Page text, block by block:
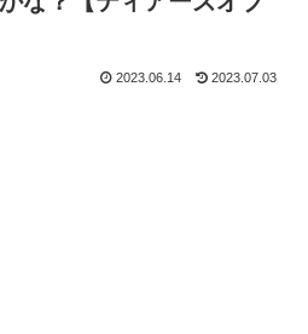
2023.06.14 2023.07.03